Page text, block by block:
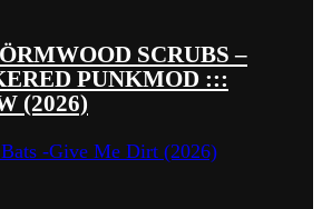
SCRUBS –
PUNKMOD :::
(2026)